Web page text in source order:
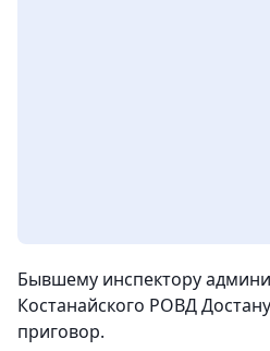
Бывшему инспектору
Костанайского РОВД
приговор.